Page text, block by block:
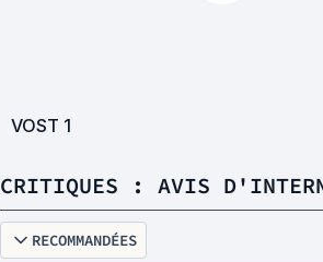
VOST 1
CRITIQUES : AVIS
RECOMMANDÉES